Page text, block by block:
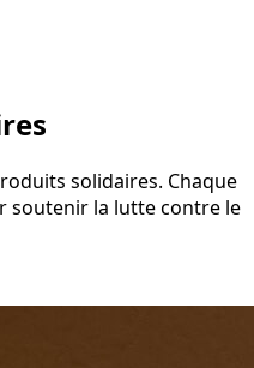
solidaires. Chaque
soutenir la lutte contre le